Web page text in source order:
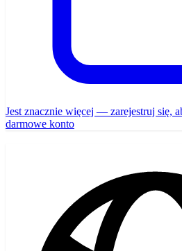
Jest znacznie więcej — zarejestruj się,
darmowe konto